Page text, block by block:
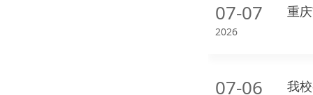
2026
07-07 重
07-06 我